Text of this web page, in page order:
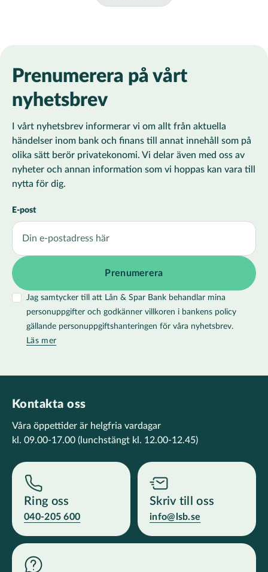
Prenumerera på vårt
nyhetsbrev
I vårt nyhetsbrev informerar vi om allt från aktuella
händelser inom bank och finans till annat innehåll som på
olika sätt berör privatekonomi. Vi delar även med oss av
nyheter och annan information som vi hoppas kan vara till
nytta för dig.
E-post
Jag samtycker till att Lån & Spar Bank behandlar mina
personuppgifter och godkänner villkoren i bankens policy
gällande personuppgiftshanteringen för våra nyhetsbrev.
Läs mer
Kontakta oss
Våra öppettider är helgfria vardagar
kl. 09.00-17.00 (lunchstängt kl. 12.00-12.45)
Ring oss
040-205 600
Skriv till oss
info@lsb.se